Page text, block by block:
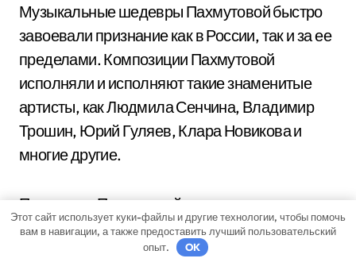
Музыкальные шедевры Пахмутовой быстро
завоевали признание как в России, так и за ее
пределами. Композиции Пахмутовой
исполняли и исполняют такие знаменитые
артисты, как Людмила Сенчина, Владимир
Трошин, Юрий Гуляев, Клара Новикова и
многие другие.
Признание Пахмутовой как великого
композитора было подтверждено
многочисленными наградами и званиями,
Этот сайт использует куки-файлы и другие технологии, чтобы помочь
вам в навигации, а также предоставить лучший пользовательский
опыт.
OK